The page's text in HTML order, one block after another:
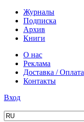
Журналы
Подписка
Архив
Книги
О нас
Реклама
Доставка / Оплата
Контакты
Вход